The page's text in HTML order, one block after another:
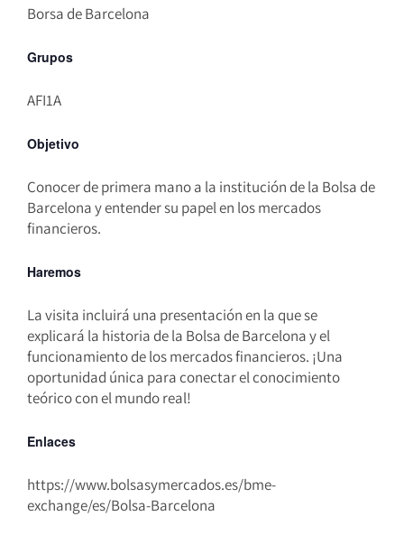
Borsa de Barcelona
Grupos
AFI1A
Objetivo
Conocer de primera mano a la institución de la Bolsa de
Barcelona y entender su papel en los mercados
financieros.
Haremos
La visita incluirá una presentación en la que se
explicará la historia de la Bolsa de Barcelona y el
funcionamiento de los mercados financieros. ¡Una
oportunidad única para conectar el conocimiento
teórico con el mundo real!
Enlaces
https://www.bolsasymercados.es/bme-
exchange/es/Bolsa-Barcelona